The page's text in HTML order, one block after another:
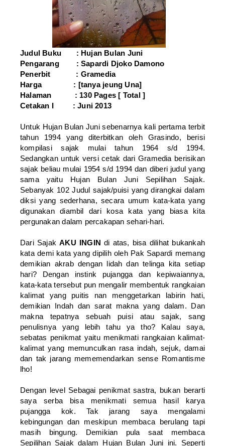
Judul Buku : Hujan Bulan Juni
Pengarang : Sapardi Djoko Damono
Penerbit : Gramedia
Harga : [tanya jeung Una]
Halaman : 130 Pages [ Total ]
Cetakan I : Juni 2013
Untuk Hujan Bulan Juni sebenarnya kali pertama terbit
tahun 1994 yang diterbitkan oleh Grasindo, berisi
kompilasi sajak mulai tahun 1964 s/d 1994.
Sedangkan untuk versi cetak dari Gramedia berisikan
sajak beliau mulai 1954 s/d 1994 dan diberi judul yang
sama yaitu Hujan Bulan Juni Sepilihan Sajak.
Sebanyak 102 Judul sajak/puisi yang dirangkai dalam
diksi yang sederhana, secara umum kata-kata yang
digunakan diambil dari kosa kata yang biasa kita
pergunakan dalam percakapan sehari-hari.
Dari SajakAKU INGIN di atas, bisa dilihat bukankah
kata demi kata yang dipilih oleh Pak Sapardi memang
demikian akrab dengan lidah dan telinga kita setiap
hari? Dengan instink pujangga dan kepiwaiannya,
kata-kata tersebut pun mengalir membentuk rangkaian
kalimat yang puitis nan menggetarkan labirin hati,
demikian Indah dan sarat makna yang dalam. Dan
makna tepatnya sebuah puisi atau sajak, sang
penulisnya yang lebih tahu ya tho? Kalau saya,
sebatas penikmat yaitu menikmati rangkaian kalimat-
kalimat yang memunculkan rasa indah, sejuk, damai
dan tak jarang mememendarkan sense Romantisme
lho!
Dengan level Sebagai penikmat sastra, bukan berarti
saya serba bisa menikmati semua hasil karya
pujangga kok. Tak jarang saya mengalami
kebingungan dan meskipun membaca berulang tapi
masih bingung. Demikian pula saat membaca
Sepilihan Sajak dalam Hujan Bulan Juni ini. Seperti